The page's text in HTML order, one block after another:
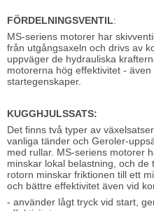
FÖRDELNINGSVENTIL:
MS-seriens motorer har
från utgångsaxeln och drivs av
uppväger de hydrauliska
motorerna hög effektivitet -
startegenskaper.
KUGGHJULSSATS:
Det finns två typer av
vanliga tänder och Geroler-
med rullar. MS-seriens motorer
minskar lokal belastning, och
rotorn minskar friktionen till ett
och bättre effektivitet även vid
- använder lågt tryck vid start,